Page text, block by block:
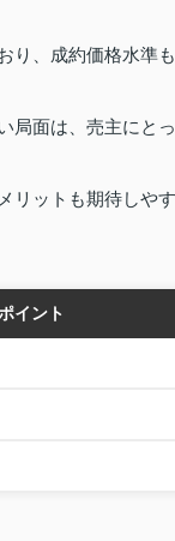
り、成約価格水準も
局面は、売主にとっ
リットも期待しやす
イント